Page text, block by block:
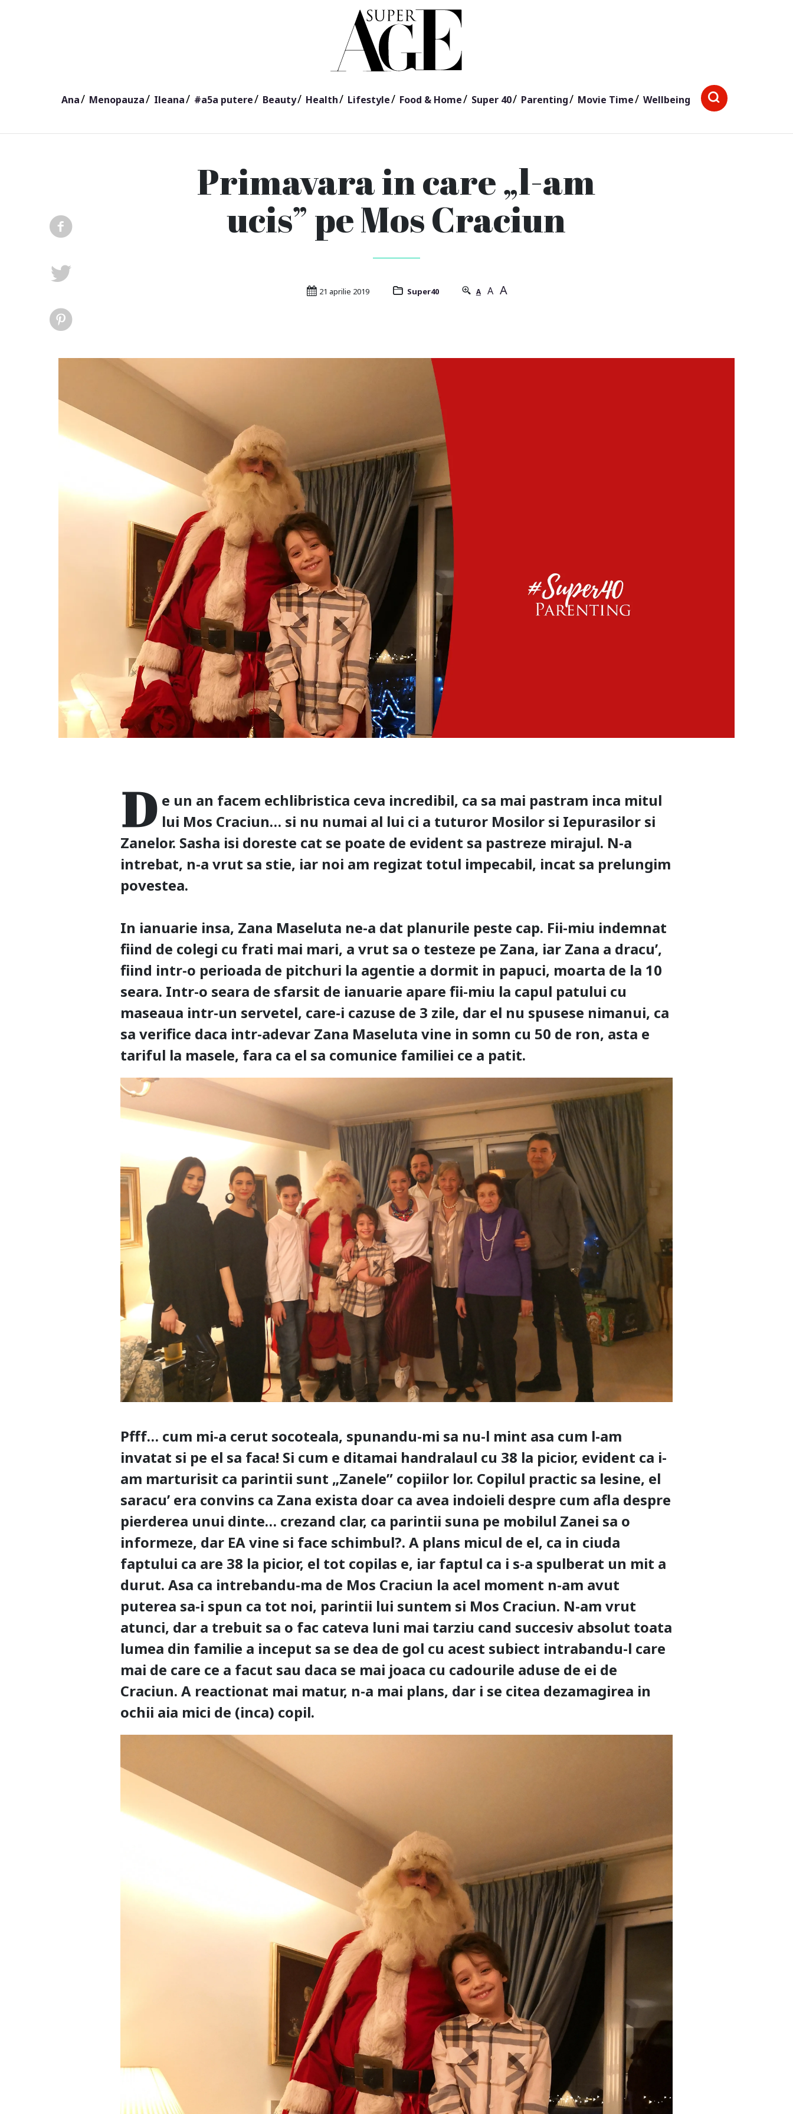
Ana Menopauza Ileana #a5a putere Beauty Health Lifestyle Food & Home Super 40 Parenting Movie Time Wellbeing
Primavara in care „l-am
ucis” pe Mos Craciun
21 aprilie 2019 Super40 A A A
D e un an facem echlibristica ceva incredibil, ca sa mai pastram inca mitul
lui Mos Craciun… si nu numai al lui ci a tuturor Mosilor si Iepurasilor si
Zanelor. Sasha isi doreste cat se poate de evident sa pastreze mirajul. N-a
intrebat, n-a vrut sa stie, iar noi am regizat totul impecabil, incat sa prelungim
povestea.
In ianuarie insa, Zana Maseluta ne-a dat planurile peste cap. Fii-miu indemnat
fiind de colegi cu frati mai mari, a vrut sa o testeze pe Zana, iar Zana a dracu’,
fiind intr-o perioada de pitchuri la agentie a dormit in papuci, moarta de la 10
seara. Intr-o seara de sfarsit de ianuarie apare fii-miu la capul patului cu
maseaua ‪intr-un servetel, care-i‬ cazuse de 3 zile, dar el nu spusese nimanui, ca
sa verifice daca intr-adevar Zana Maseluta vine in somn cu 50 de ron, asta e
tariful la masele, fara ca el sa comunice familiei ce a patit.
Pfff… cum mi-a cerut socoteala, spunandu-mi sa nu-l mint asa cum l-am
invatat si pe el sa faca! Si cum e ditamai handralaul cu 38 la picior, evident ca i-
am marturisit ca parintii sunt „Zanele” copiilor lor. Copilul practic sa lesine, el
saracu’ era convins ca Zana exista doar ca avea indoieli despre cum afla despre
pierderea unui dinte… crezand clar, ca parintii suna pe mobilul Zanei sa o
informeze, dar EA vine si face schimbul?. A plans micul de el, ca in ciuda
faptului ca are 38 la picior, el tot copilas e, iar faptul ca i s-a spulberat un mit a
durut. Asa ca intrebandu-ma de Mos Craciun la acel moment n-am avut
puterea sa-i spun ca tot noi, parintii lui suntem si Mos Craciun. N-am vrut
atunci, dar a trebuit sa o fac cateva luni mai tarziu cand succesiv absolut toata
lumea din familie a inceput sa se dea de gol cu acest subiect intrabandu-l care
mai de care ce a facut sau daca se mai joaca cu cadourile aduse de ei de
Craciun. A reactionat mai matur, n-a mai plans, dar i se citea dezamagirea in
ochii aia mici de (inca) copil.